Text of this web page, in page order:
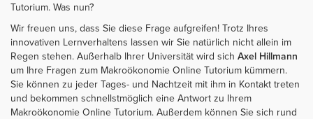
Tutorium. Was nun?
Wir freuen uns, dass Sie diese Frage aufgreifen! Trotz Ihres
innovativen Lernverhaltens lassen wir Sie natürlich nicht allein im
Regen stehen. Außerhalb Ihrer Universität wird sich Axel Hillmann
um Ihre Fragen zum Makroökonomie Online Tutorium kümmern.
Sie können zu jeder Tages- und Nachtzeit mit ihm in Kontakt treten
und bekommen schnellstmöglich eine Antwort zu Ihrem
Makroökonomie Online Tutorium. Außerdem können Sie sich rund